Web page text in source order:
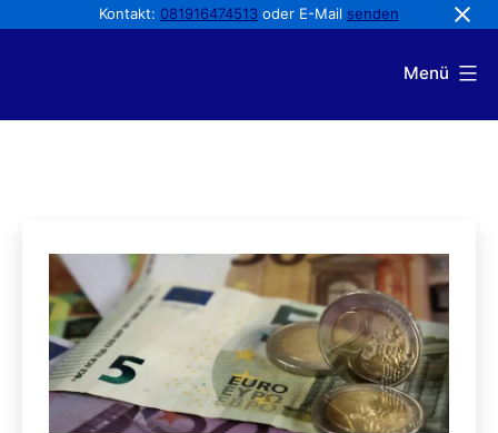
Kontakt: 081916474513 oder E-Mail senden
springen
Menü